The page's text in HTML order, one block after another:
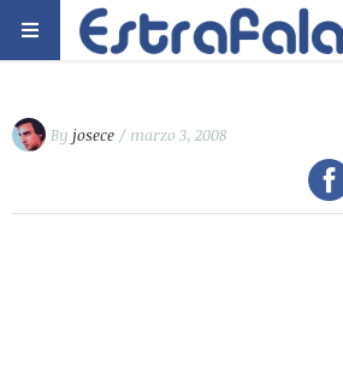
By josece / marzo 3, 2008